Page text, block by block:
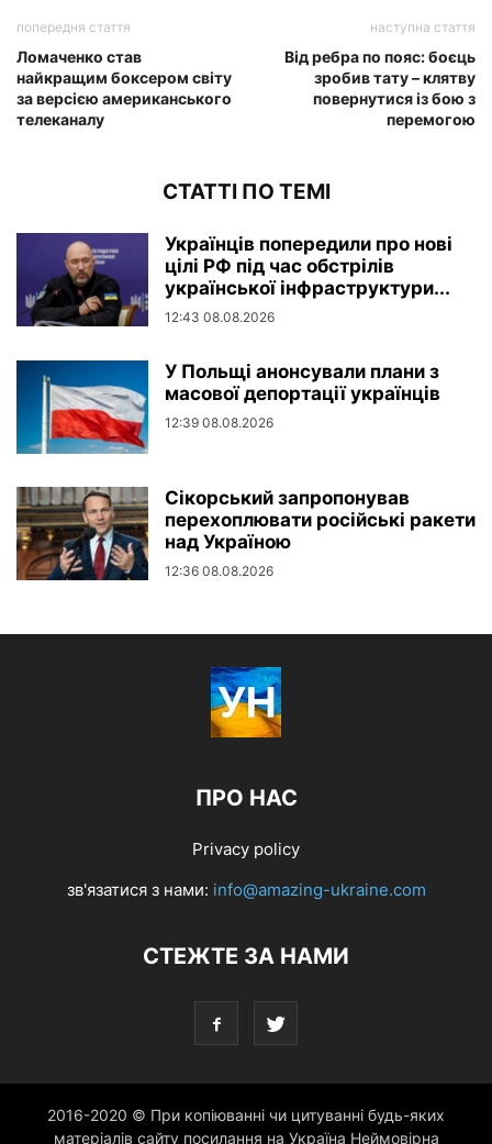
попередня стаття
Ломаченко став
найкращим боксером світу
за версією американського
телеканалу
наступна стаття
Від ребра по пояс: боєць
зробив тату – клятву
повернутися із бою з
перемогою
СТАТТІ ПО ТЕМІ
Українців попередили про нові
цілі РФ під час обстрілів
української інфраструктури...
12:43 08.08.2026
У Польщі анонсували плани з
масової депортації українців
12:39 08.08.2026
Сікорський запропонував
перехоплювати російські ракети
над Україною
12:36 08.08.2026
ПРО НАС
Privacy policy
зв'язатися з нами: info@amazing-ukraine.com
СТЕЖТЕ ЗА НАМИ
2016-2020 © При копіюванні чи цитуванні будь-яких
матеріалів сайту посилання на Україна Неймовірна